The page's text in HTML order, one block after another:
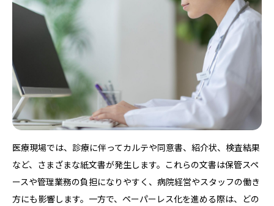
医療現場では、診療に伴ってカルテや同意書、紹介状、検査結果
など、さまざまな紙文書が発生します。これらの文書は保管スペ
ースや管理業務の負担になりやすく、病院経営やスタッフの働き
方にも影響します。一方で、ペーパーレス化を進める際は、どの